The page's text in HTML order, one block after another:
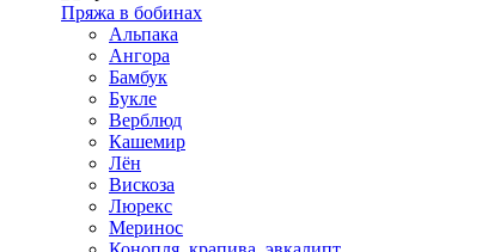
Пряжа в бобинах
Альпака
Ангора
Бамбук
Букле
Верблюд
Кашемир
Лён
Вискоза
Люрекс
Меринос